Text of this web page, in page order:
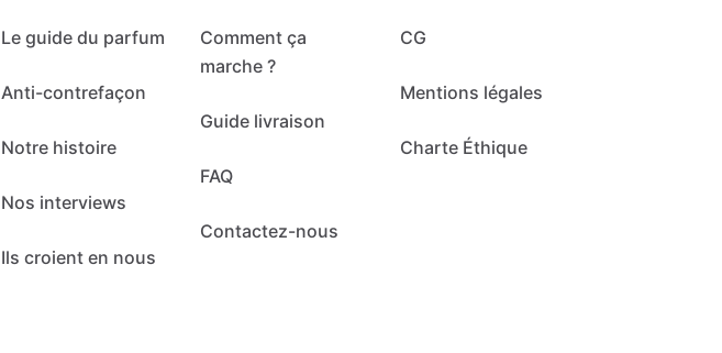
Le guide du parfum
Anti-contrefaçon
Notre histoire
Nos interviews
Ils croient en nous
Comment ça
marche ?
Guide livraison
FAQ
Contactez-nous
CG
Mentions légales
Charte Éthique